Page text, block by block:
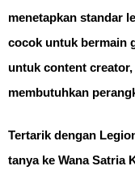
menetapkan standar
cocok untuk bermain
untuk content
membutuhkan
Tertarik dengan
tanya ke Wana Satria